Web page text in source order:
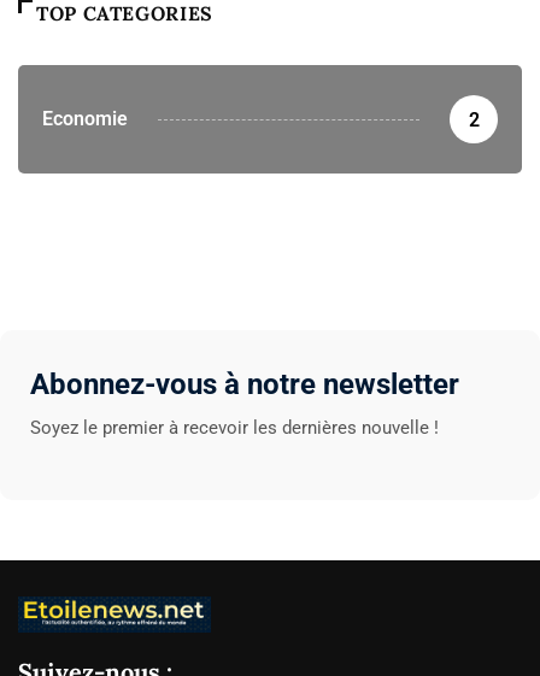
TOP CATEGORIES
Economie 2
Abonnez-vous à notre newsletter
Soyez le premier à recevoir les dernières nouvelle !